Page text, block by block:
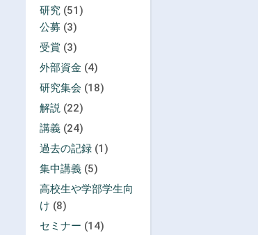
研究 (51)
公募 (3)
受賞 (3)
外部資金 (4)
研究集会 (18)
解説 (22)
講義 (24)
過去の記録 (1)
集中講義 (5)
高校生や学部学生向
け (8)
セミナー (14)